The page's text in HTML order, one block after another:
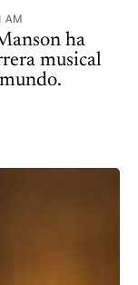
AM
ha
musical